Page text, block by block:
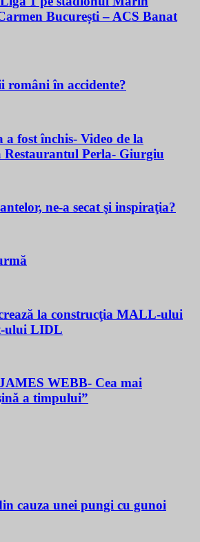
București – ACS Banat
români în accidente?
fost închis- Video de la
Perla- Giurgiu
ne-a secat şi inspiraţia?
la construcţia MALL-ului
ului LIDL
WEBB- Cea mai
a timpului”
cauza unei pungi cu gunoi